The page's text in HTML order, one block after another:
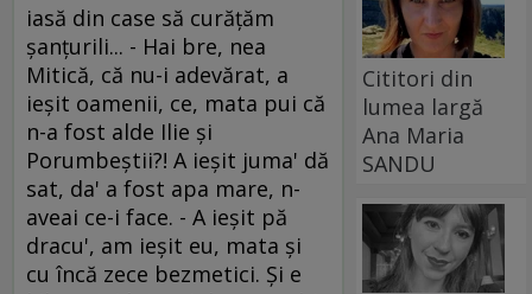
iasă din case să curăţăm
şanţurili... - Hai bre, nea
Mitică, că nu-i adevărat, a
ieşit oamenii, ce, mata pui că
n-a fost alde Ilie şi
Porumbeştii?! A ieşit juma' dă
sat, da' a fost apa mare, n-
aveai ce-i face. - A ieşit pă
dracu', am ieşit eu, mata şi
cu încă zece bezmetici. Şi e
Cititori din
lumea largă
Ana Maria
SANDU